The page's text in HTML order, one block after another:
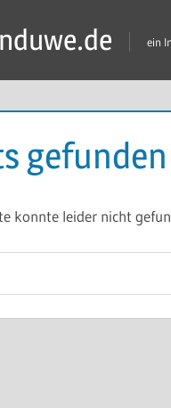
ein
gefunden
konnte leider nicht